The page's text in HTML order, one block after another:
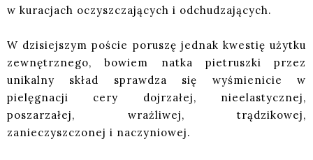
w kuracjach oczyszczających i odchudzających.
W dzisiejszym poście poruszę jednak kwestię użytku
zewnętrznego, bowiem natka pietruszki przez
unikalny skład sprawdza się wyśmienicie w
pielęgnacji cery dojrzałej, nieelastycznej,
poszarzałej, wrażliwej, trądzikowej,
zanieczyszczonej i naczyniowej.